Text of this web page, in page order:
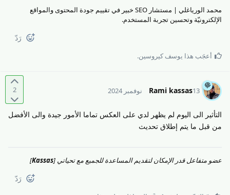
محمد الورياغلي | مستشار SEO خبير في تقييم جودة المحتوى والمواقع
الإلكترونيّة وتحسين تجربة المستخدم.
رَدّ
أعجَب هذا يوسف كيروسين.
2 Rami kassas13 نوفمبر 2024
التأثير الى اليوم لم يظهر لدي على العكس تماما الأمور جيدة والى الأفضل
من قبل ما يتم إطلاق تحديث
عضو متفاعل قدر الإمكان لتقديم المساعدة للجميع مع تحياتي [Kassas
]
رَدّ